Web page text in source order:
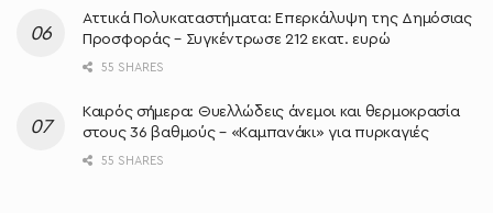
Αττικά Πολυκαταστήματα: Επερκάλυψη της Δημόσιας
Προσφοράς – Συγκέντρωσε 212 εκατ. ευρώ
55 SHARES
Καιρός σήμερα: Θυελλώδεις άνεμοι και θερμοκρασία
στους 36 βαθμούς – «Καμπανάκι» για πυρκαγιές
55 SHARES